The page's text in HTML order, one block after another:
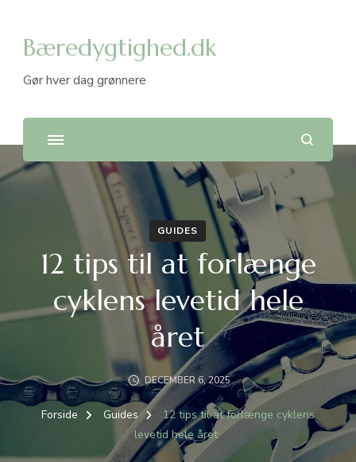
Bæredygtighed.dk
Gør hver dag grønnere
GUIDES
12 tips til at forlænge
cyklens levetid hele
året
DECEMBER 6, 2025
Forside Guides
12 tips til at forlænge cyklens
levetid hele året